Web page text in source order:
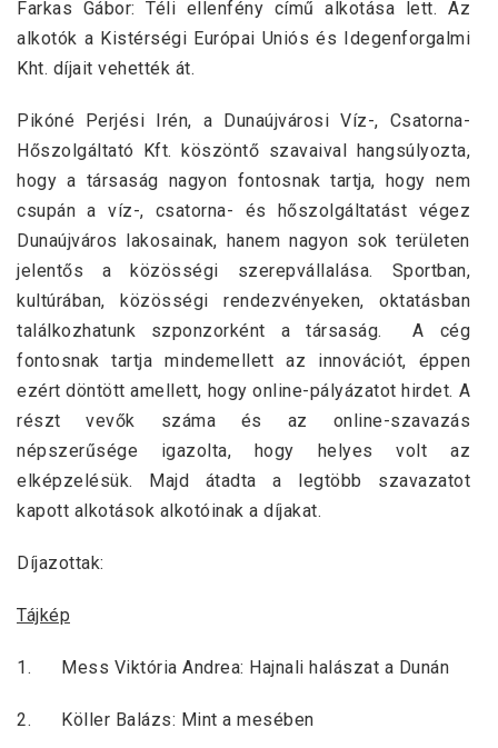
Farkas Gábor: Téli ellenfény című alkotása lett. Az
alkotók a Kistérségi Európai Uniós és Idegenforgalmi
Kht. díjait vehették át.
Pikóné Perjési Irén, a Dunaújvárosi Víz-, Csatorna-
Hőszolgáltató Kft. köszöntő szavaival hangsúlyozta,
hogy a társaság nagyon fontosnak tartja, hogy nem
csupán a víz-, csatorna- és hőszolgáltatást végez
Dunaújváros lakosainak, hanem nagyon sok területen
jelentős a közösségi szerepvállalása. Sportban,
kultúrában, közösségi rendezvényeken, oktatásban
találkozhatunk szponzorként a társaság. A cég
fontosnak tartja mindemellett az innovációt, éppen
ezért döntött amellett, hogy online-pályázatot hirdet. A
részt vevők száma és az online-szavazás
népszerűsége igazolta, hogy helyes volt az
elképzelésük. Majd átadta a legtöbb szavazatot
kapott alkotások alkotóinak a díjakat.
Díjazottak:
Tájkép
1. Mess Viktória Andrea: Hajnali halászat a Dunán
2. Köller Balázs: Mint a mesében